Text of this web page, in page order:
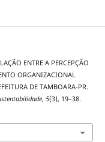
ENTRE A PERCEPÇÃO
ORGANIZACIONAL
DE TAMBOARA-PR.
, 5(3), 19–38.